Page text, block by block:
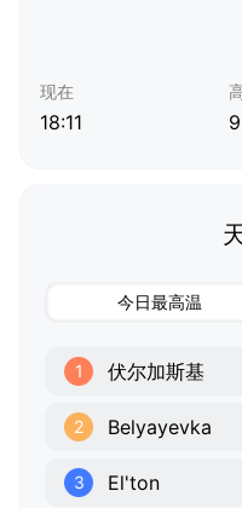
现在
18:11
今日最高温
1 伏尔加斯基
2 Belyayevka
3 El'ton